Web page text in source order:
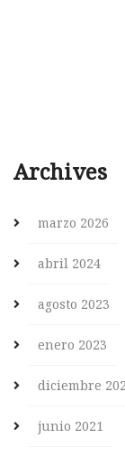
Archives
marzo 2026
abril 2024
agosto 2023
enero 2023
diciembre
junio 2021